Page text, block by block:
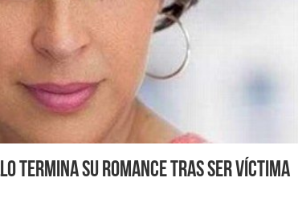
termina su romance tras ser víctima